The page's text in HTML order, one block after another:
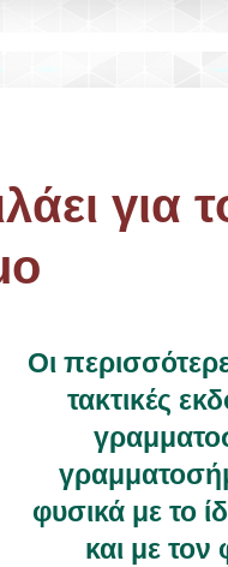
για
Οι
τακτικές
φυσικά με το
και με τον